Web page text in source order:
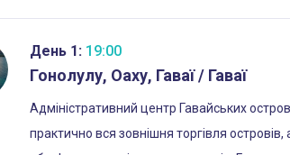
День 1: 19:00
Гонолулу, Оаху, Гаваї / Гаваї
Адміністративний центр Гавайських
практично вся зовнішня торгівля